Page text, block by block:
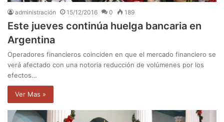
administración 15/12/2016 0 189
Este jueves continúa huelga bancaria en
Argentina
Operadores financieros coinciden en que el mercado financiero se
verá afectado con una notoria reducción de volúmenes por los
efectos…
Ver Mas »